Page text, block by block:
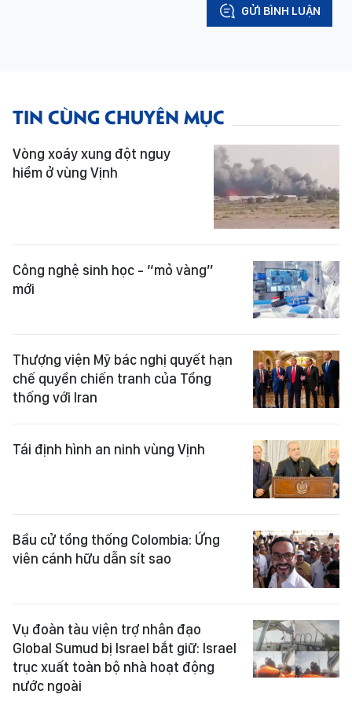
GỬI BÌNH LUẬN
TIN CÙNG CHUYÊN MỤC
Vòng xoáy xung đột nguy
hiểm ở vùng Vịnh
Công nghệ sinh học - “mỏ vàng”
mới
Thượng viện Mỹ bác nghị quyết hạn
chế quyền chiến tranh của Tổng
thống với Iran
Tái định hình an ninh vùng Vịnh
Bầu cử tổng thống Colombia: Ứng
viên cánh hữu dẫn sít sao
Vụ đoàn tàu viện trợ nhân đạo
Global Sumud bị Israel bắt giữ: Israel
trục xuất toàn bộ nhà hoạt động
nước ngoài